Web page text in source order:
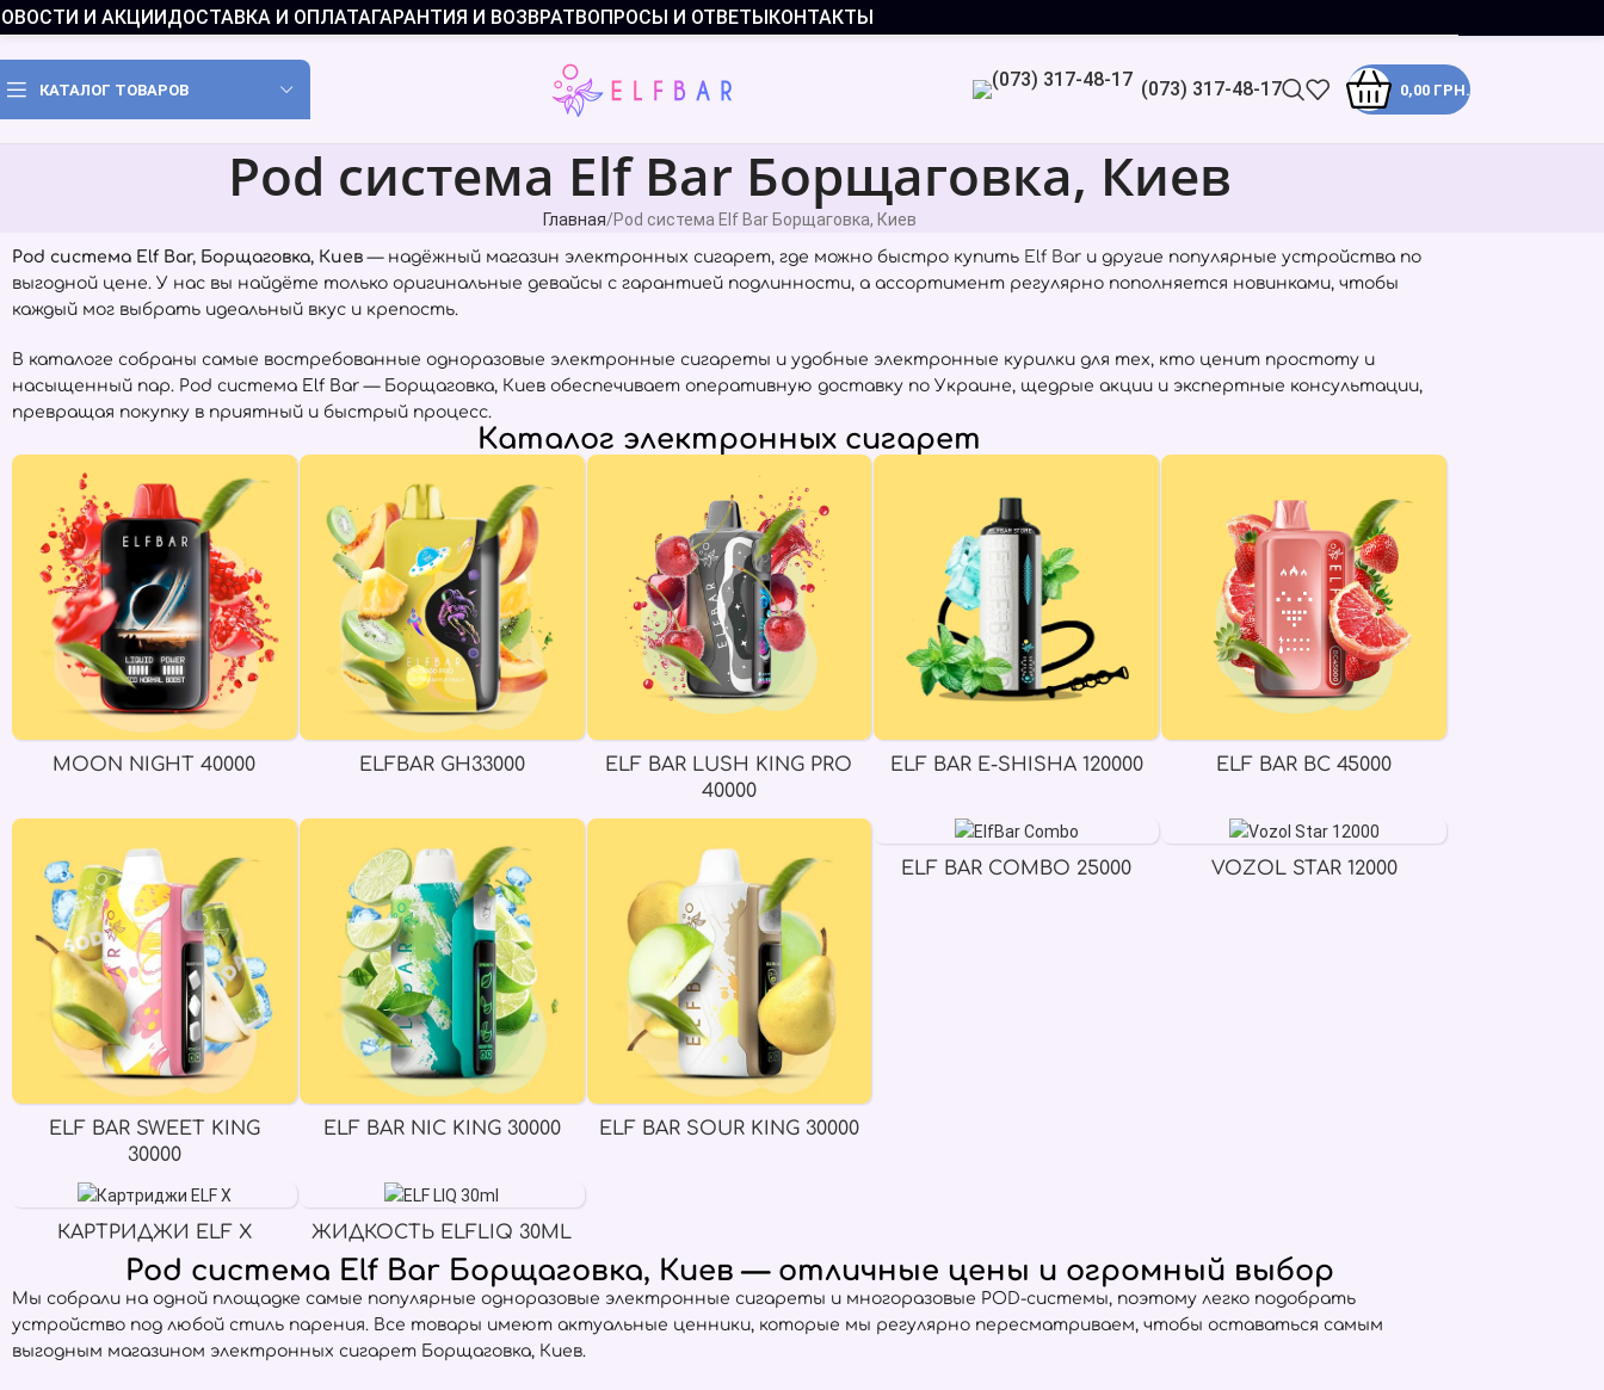
И АКЦИИДОСТАВКА И ОПЛАТАГАРАНТИЯ И ВОЗВРАТВОПРОСЫ И ОТВЕТЫКОНТАКТЫ
КАТАЛОГ ТОВАРОВ (073) 317-48-17 0,00 ГРН.
Pod система Elf Bar Борщаговка, Киев
Главная Pod система Elf Bar Борщаговка, Киев
Pod система Elf Bar, Борщаговка, Киев — надёжный магазин электронных сигарет, где можно быстро купить Elf Bar и другие популярные устройства по
выгодной цене. У нас вы найдёте только оригинальные девайсы с гарантией подлинности, а ассортимент регулярно пополняется новинками, чтобы
каждый мог выбрать идеальный вкус и крепость.
В каталоге собраны самые востребованные одноразовые электронные сигареты и удобные электронные курилки для тех, кто ценит простоту и
насыщенный пар. Pod система Elf Bar — Борщаговка, Киев обеспечивает оперативную доставку по Украине, щедрые акции и экспертные консультации,
превращая покупку в приятный и быстрый процесс.
Каталог электронных сигарет
MOON NIGHT 40000 ELFBAR GH33000
ELF BAR LUSH KING PRO
40000
ELF BAR E-SHISHA 120000 ELF BAR BC 45000
ELF BAR SWEET KING
30000
ELF BAR NIC KING 30000 ELF BAR SOUR KING 30000
ELF BAR COMBO 25000 VOZOL STAR 12000
КАРТРИДЖИ ELF X ЖИДКОСТЬ ELFLIQ 30ML
Pod система Elf Bar Борщаговка, Киев — отличные цены и огромный выбор
Мы собрали на одной площадке самые популярные одноразовые электронные сигареты и многоразовые POD-системы, поэтому легко подобрать
устройство под любой стиль парения. Все товары имеют актуальные ценники, которые мы регулярно пересматриваем, чтобы оставаться самым
выгодным магазином электронных сигарет Борщаговка, Киев.